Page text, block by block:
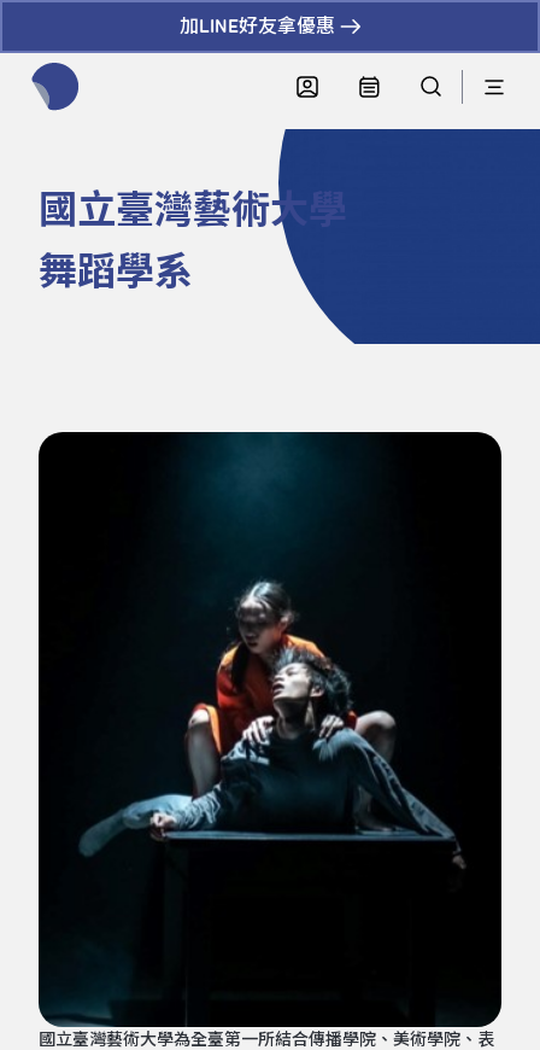
加LINE好友拿優惠
國立臺灣藝術大學
舞蹈學系
國立臺灣藝術大學為全臺第一所結合傳播學院、美術學院、表